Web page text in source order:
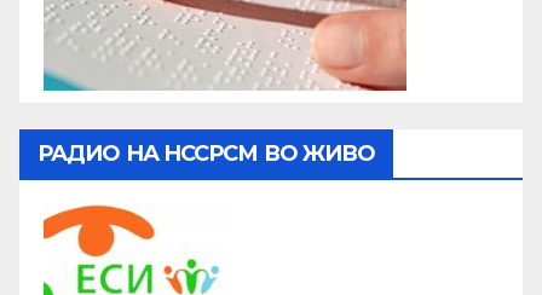
РАДИО НА НССРСМ ВО ЖИВО